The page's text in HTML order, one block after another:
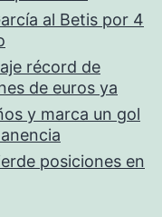
al Betis por 4
récord de
de euros ya
y marca un gol
posiciones en